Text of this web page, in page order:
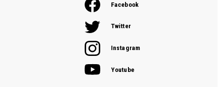
Facebook
Twitter
Instagram
Youtube